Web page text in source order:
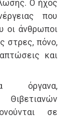
Ο ήχος
που
οι άνθρωποι
στρες, πόνο,
και
όργανα,
σε